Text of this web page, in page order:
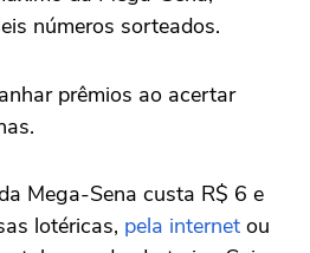
números sorteados.
prêmios ao acertar
Mega-Sena custa R$ 6 e
lotéricas, pela internet ou